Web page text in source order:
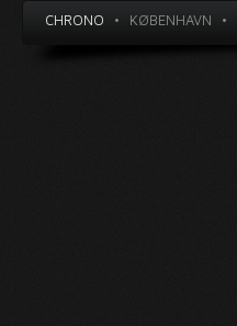
CHRONO • KØBENHAVN •